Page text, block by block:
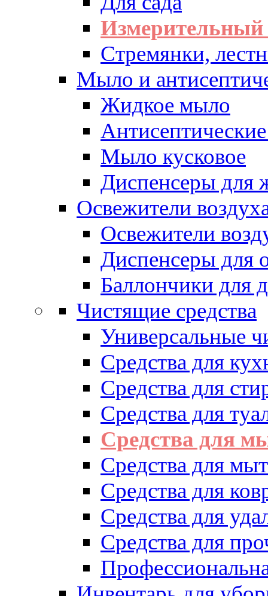
Измерительный
Стремянки,
Мыло и
Жидкое мыло
Мыло кусковое
Диспенсеры для
Освежители
Освежители
Диспенсеры для
Баллончики для
Чистящие средства
Универсальные
Средства для
Средства для
Средства для
Средства для
Средства для
Средства для
Средства для
Средства для